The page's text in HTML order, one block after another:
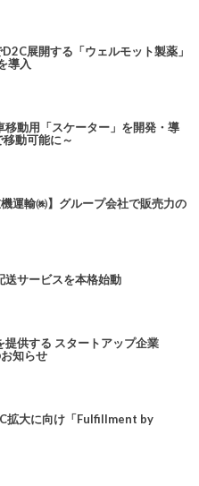
展開する「ウェルモット製薬」
導入
動用「スケーター」を開発・導
動可能に～
運輸㈱】グループ会社で販売力の
送サービスを本格始動
供する スタートアップ企業
知らせ
拡大に向け「Fulfillment by